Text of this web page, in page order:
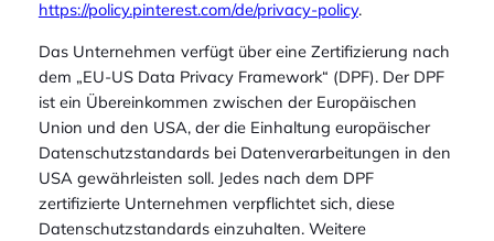
https://policy.pinterest.com/de/privacy-policy.
Das Unternehmen verfügt über eine Zertifizierung nach
dem „EU-US Data Privacy Framework“ (DPF). Der DPF
ist ein Übereinkommen zwischen der Europäischen
Union und den USA, der die Einhaltung europäischer
Datenschutzstandards bei Datenverarbeitungen in den
USA gewährleisten soll. Jedes nach dem DPF
zertifizierte Unternehmen verpflichtet sich, diese
Datenschutzstandards einzuhalten. Weitere